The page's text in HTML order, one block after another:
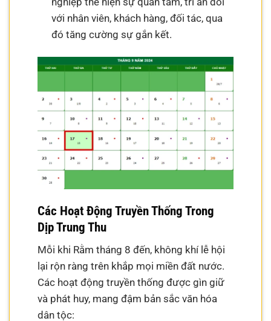
với nhân viên, khách hàng, đối tác, qua
đó tăng cường sự gắn kết.
Các Hoạt Động Truyền Thống Trong
Dịp Trung Thu
Mỗi khi Rằm tháng 8 đến, không khí lễ hội
lại rộn ràng trên khắp mọi miền đất nước.
Các hoạt động truyền thống được gìn giữ
và phát huy, mang đậm bản sắc văn hóa
dân tộc: